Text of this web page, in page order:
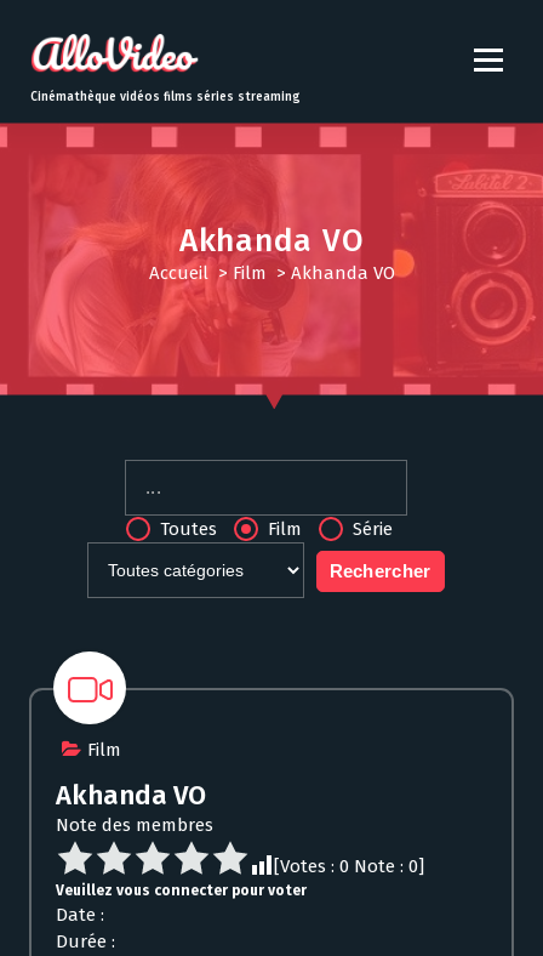
t
o
Cinémathèque vidéos films séries streaming
Akhanda VO
Accueil> Film > Akhanda VO
Toutes Film Série
Film
Akhanda VO
Note des membres
[Votes : 0 Note : 0]
Veuillez vous connecter pour voter
Date :
Durée :